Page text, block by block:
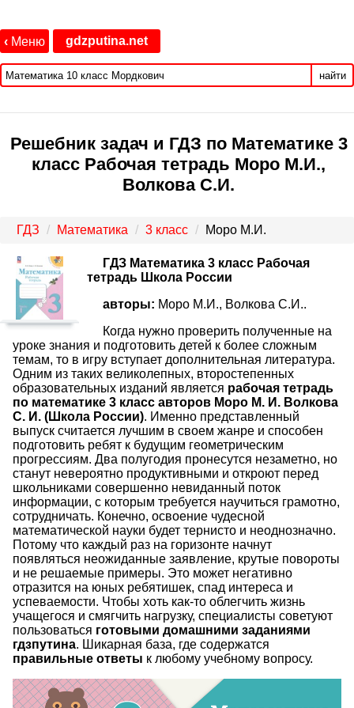
‹ Меню gdzputina.net
найти
Решебник задач и ГДЗ по Математике 3
класс Рабочая тетрадь Моро М.И.,
Волкова С.И.
ГДЗ Математика 3 класс Моро М.И.
ГДЗ Математика 3 класс Рабочая
тетрадь Школа России
авторы: Моро М.И., Волкова С.И..
Когда нужно проверить полученные на
уроке знания и подготовить детей к более сложным
темам, то в игру вступает дополнительная литература.
Одним из таких великолепных, второстепенных
образовательных изданий является рабочая тетрадь
по математике 3 класс авторов Моро М. И. Волкова
С. И. (Школа России). Именно представленный
выпуск считается лучшим в своем жанре и способен
подготовить ребят к будущим геометрическим
прогрессиям. Два полугодия пронесутся незаметно, но
станут невероятно продуктивными и откроют перед
школьниками совершенно невиданный поток
информации, с которым требуется научиться грамотно,
сотрудничать. Конечно, освоение чудесной
математической науки будет тернисто и неоднозначно.
Потому что каждый раз на горизонте начнут
появляться неожиданные заявление, крутые повороты
и не решаемые примеры. Это может негативно
отразится на юных ребятишек, спад интереса и
успеваемости. Чтобы хоть как-то облегчить жизнь
учащегося и смягчить нагрузку, специалисты советуют
пользоваться готовыми домашними заданиями
гдзпутина. Шикарная база, где содержатся
правильные ответы к любому учебному вопросу.